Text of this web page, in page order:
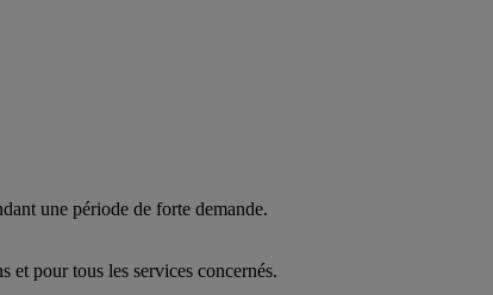
une période de forte demande.
et pour tous les services concernés.